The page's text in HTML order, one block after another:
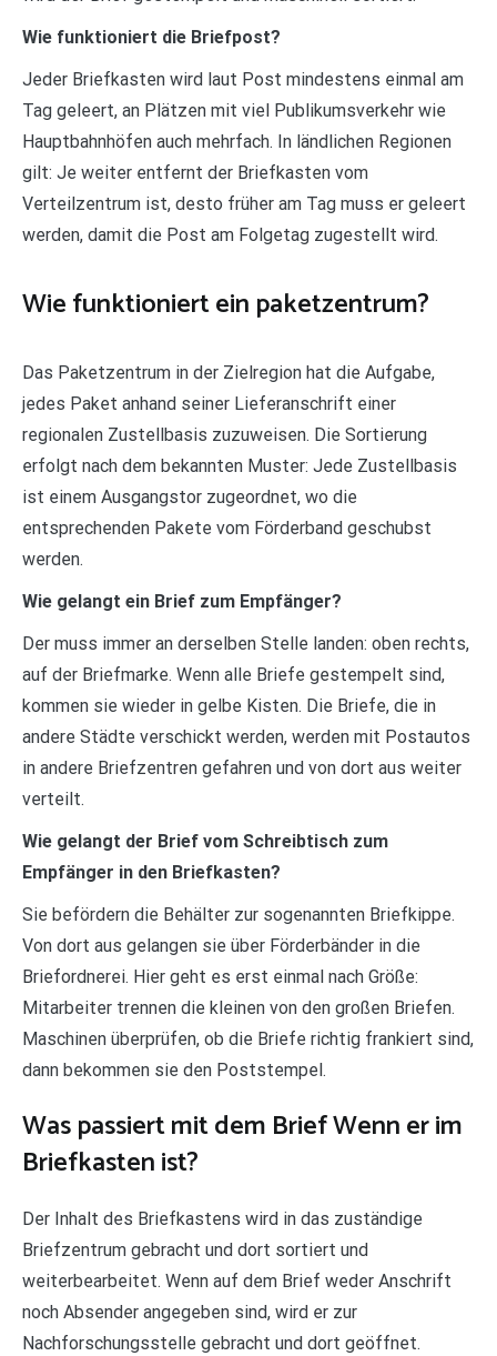
Wie funktioniert die Briefpost?
Jeder Briefkasten wird laut Post mindestens einmal am
Tag geleert, an Plätzen mit viel Publikumsverkehr wie
Hauptbahnhöfen auch mehrfach. In ländlichen Regionen
gilt: Je weiter entfernt der Briefkasten vom
Verteilzentrum ist, desto früher am Tag muss er geleert
werden, damit die Post am Folgetag zugestellt wird.
Wie funktioniert ein paketzentrum?
Das Paketzentrum in der Zielregion hat die Aufgabe,
jedes Paket anhand seiner Lieferanschrift einer
regionalen Zustellbasis zuzuweisen. Die Sortierung
erfolgt nach dem bekannten Muster: Jede Zustellbasis
ist einem Ausgangstor zugeordnet, wo die
entsprechenden Pakete vom Förderband geschubst
werden.
Wie gelangt ein Brief zum Empfänger?
Der muss immer an derselben Stelle landen: oben rechts,
auf der Briefmarke. Wenn alle Briefe gestempelt sind,
kommen sie wieder in gelbe Kisten. Die Briefe, die in
andere Städte verschickt werden, werden mit Postautos
in andere Briefzentren gefahren und von dort aus weiter
verteilt.
Wie gelangt der Brief vom Schreibtisch zum
Empfänger in den Briefkasten?
Sie befördern die Behälter zur sogenannten Briefkippe.
Von dort aus gelangen sie über Förderbänder in die
Briefordnerei. Hier geht es erst einmal nach Größe:
Mitarbeiter trennen die kleinen von den großen Briefen.
Maschinen überprüfen, ob die Briefe richtig frankiert sind,
dann bekommen sie den Poststempel.
Was passiert mit dem Brief Wenn er im
Briefkasten ist?
Der Inhalt des Briefkastens wird in das zuständige
Briefzentrum gebracht und dort sortiert und
weiterbearbeitet. Wenn auf dem Brief weder Anschrift
noch Absender angegeben sind, wird er zur
Nachforschungsstelle gebracht und dort geöffnet.